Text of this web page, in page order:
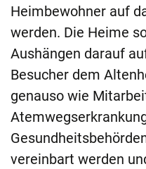
Heimbewohner auf
werden. Die Heime
Aushängen darauf
Besucher dem
genauso wie
vereinbart werden